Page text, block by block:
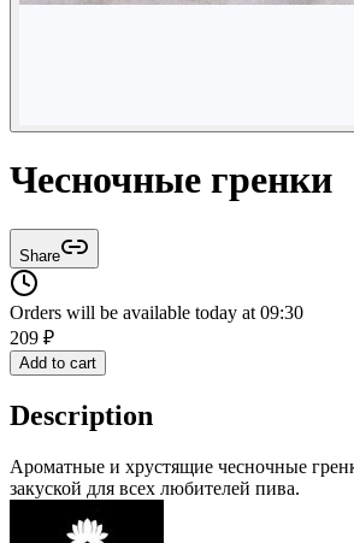
Чесночные гренки
Share
Orders will be available today at 09:30
209 ₽
Add to cart
Description
Ароматные и хрустящие чесночные
закуской для всех любителей пива.